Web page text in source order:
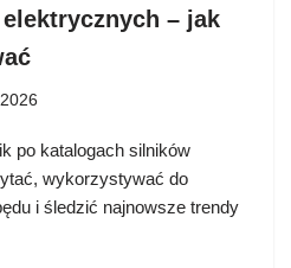
– jak
po katalogach silników
wykorzystywać do
i śledzić najnowsze trendy